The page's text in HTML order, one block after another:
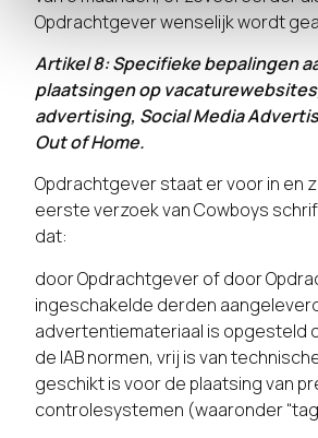
Opdrachtgever wenselijk wordt
Artikel 8: Specifieke bepalingen
plaatsingen op
advertising, Social Media
Out of Home.
Opdrachtgever staat er voor in en
eerste verzoek van Cowboys
dat:
door Opdrachtgever of door
ingeschakelde derden
advertentiemateriaal is opgesteld
de IAB normen, vrij is van
geschikt is voor de plaatsing van
controlesystemen (waaronder